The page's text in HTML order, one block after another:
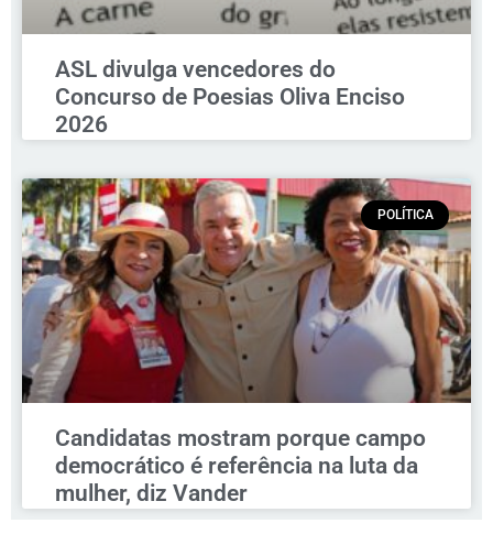
ASL divulga vencedores do
Concurso de Poesias Oliva Enciso
2026
POLÍTICA
Candidatas mostram porque campo
democrático é referência na luta da
mulher, diz Vander